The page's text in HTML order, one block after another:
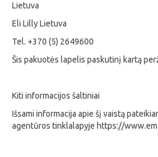
Lietuva
Eli Lilly Lietuva
Tel. +370 (5) 2649600
Šis pakuotės lapelis paskutinį kartą
Kiti informacijos šaltiniai
Išsami informacija apie šį vaistą
agentūros tinklalapyje https://